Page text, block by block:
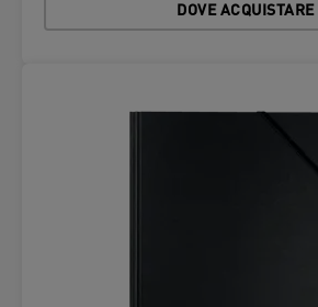
DOVE ACQUISTARE